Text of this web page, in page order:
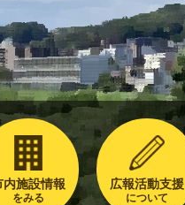
内施設情報
をみる
広報活動支援
について